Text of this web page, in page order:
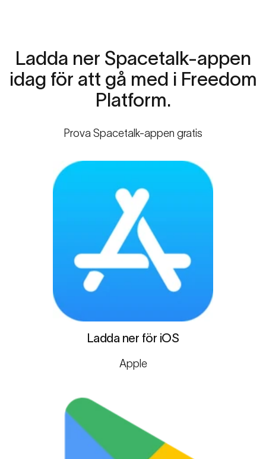
Ladda ner Spacetalk-appen
idag för att gå med i Freedom
Platform.
Prova Spacetalk-appen gratis
Ladda ner för iOS
Apple